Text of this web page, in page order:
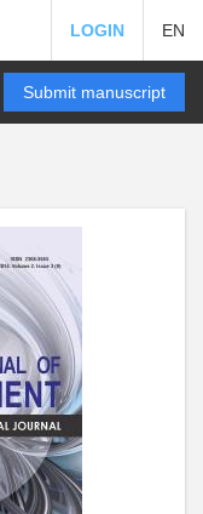
LOGIN EN
Submit manuscript